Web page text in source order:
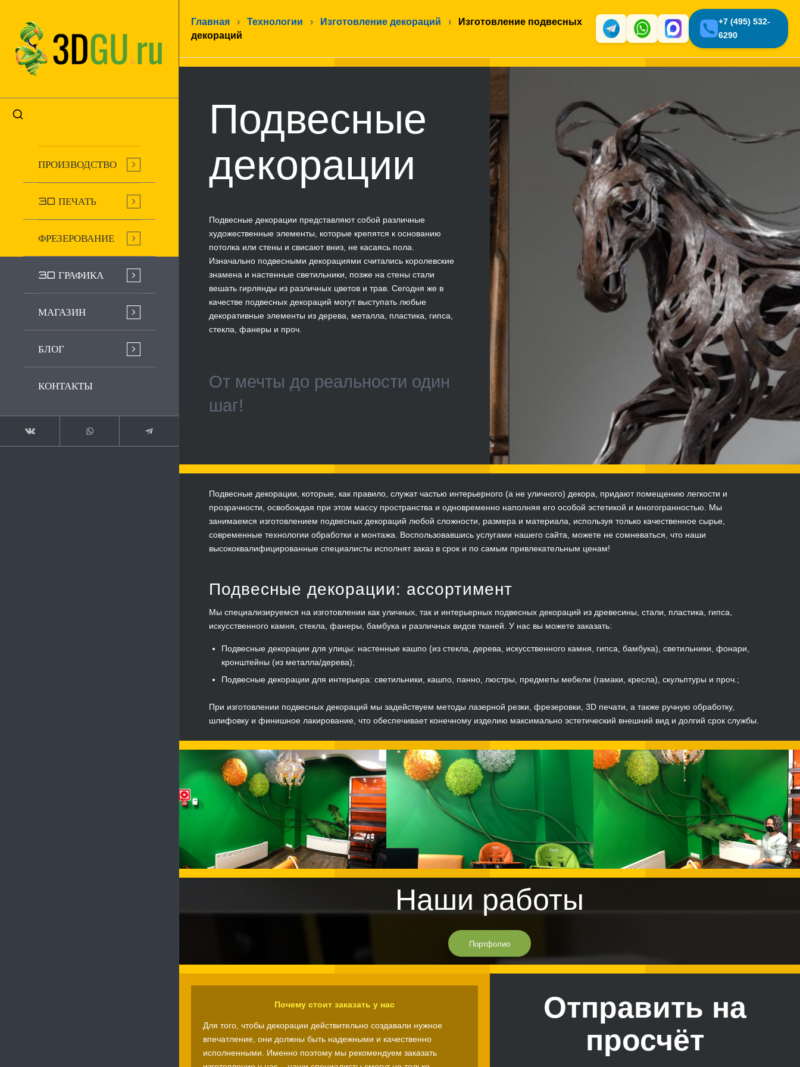
ПРОИЗВОДСТВО
3D ПЕЧАТЬ
ФРЕЗЕРОВАНИЕ
3D ГРАФИКА
МАГАЗИН
БЛОГ
КОНТАКТЫ
Главная › Технологии › Изготовление декораций ›
Изготовление подвесных
декораций
+7 (495) 532-
6290
Подвесные
декорации
Подвесные декорации представляют собой различные
художественные элементы, которые крепятся к основанию
потолка или стены и свисают вниз, не касаясь пола.
Изначально подвесными декорациями считались королевские
знамена и настенные светильники, позже на стены стали
вешать гирлянды из различных цветов и трав. Сегодня же в
качестве подвесных декораций могут выступать любые
декоративные элементы из дерева, металла, пластика, гипса,
стекла, фанеры и проч.
От мечты до реальности один
шаг!
Подвесные декорации, которые, как правило, служат частью интерьерного (а не уличного) декора, придают помещению легкости и
прозрачности, освобождая при этом массу пространства и одновременно наполняя его особой эстетикой и многогранностью. Мы
занимаемся изготовлением подвесных декораций любой сложности, размера и материала, используя только качественное сырье,
современные технологии обработки и монтажа. Воспользовавшись услугами нашего сайта, можете не сомневаться, что наши
высококвалифицированные специалисты исполнят заказ в срок и по самым привлекательным ценам!
Подвесные декорации: ассортимент
Мы специализируемся на изготовлении как уличных, так и интерьерных подвесных декораций из древесины, стали, пластика, гипса,
искусственного камня, стекла, фанеры, бамбука и различных видов тканей. У нас вы можете заказать:
Подвесные декорации для улицы: настенные кашпо (из стекла, дерева, искусственного камня, гипса, бамбука), светильники, фонари,
кронштейны (из металла/дерева);
Подвесные декорации для интерьера: светильники, кашпо, панно, люстры, предметы мебели (гамаки, кресла), скульптуры и проч.;
При изготовлении подвесных декораций мы задействуем методы лазерной резки, фрезеровки, 3D печати, а также ручную обработку,
шлифовку и финишное лакирование, что обеспечивает конечному изделию максимально эстетический внешний вид и долгий срок службы.
Наши работы
Портфолио
Почему стоит заказать у нас
Для того, чтобы декорации действительно создавали нужное
впечатление, они должны быть надежными и качественно
исполненными. Именно поэтому мы рекомендуем заказать
Отправить на
просчёт